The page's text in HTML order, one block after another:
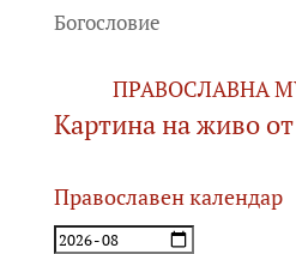
Богословие
ПРАВОСЛАВНА
Картина на живо
Православен календар